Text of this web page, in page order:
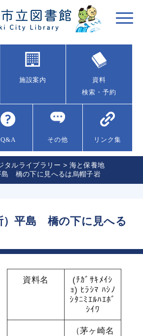
施設案内
資料
検索・予約
Q&A その他 リンク集
タルライブラリー > 海と保養地
島 橋の下に見へるは烏帽子岩
）平島 橋の下に見へる
資料名
(ﾁｶﾞｻｷﾒｲｼ
ｮ) ﾋﾗｼﾏ ﾊｼﾉ
ｼﾀﾆﾐｴﾙﾊｴﾎﾞ
ｼｲﾜ
（茅ヶ崎名